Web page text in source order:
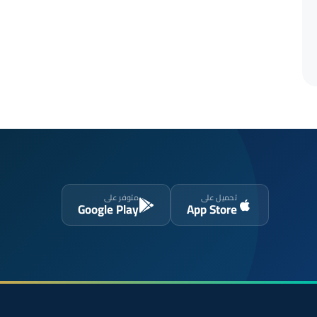
تحميل على
App Store
متوفر على
Google Play